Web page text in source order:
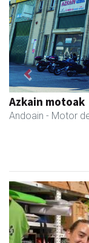
Azkain motoak
Andoain - Motor
Previous